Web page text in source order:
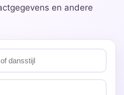
en andere